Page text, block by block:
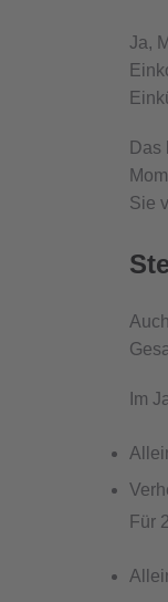
Ja,
Das
Sie
Im
Für